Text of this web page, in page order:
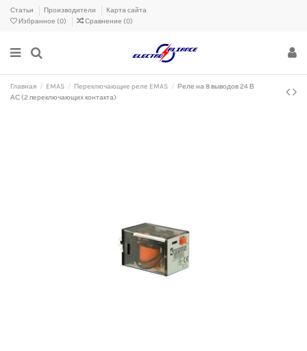
Статьи Производители
Карта сайта
Избранное (0) Сравнение (0)
Главная EMAS Переключающие реле EMAS
Реле на 8 выводов 24 В
АС (2 переключающих контакта)